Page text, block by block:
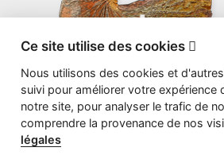
Ce site utilise des cookies 
Nous utilisons des cookies et
suivi pour améliorer votre expérience
notre site, pour analyser le trafic de
comprendre la provenance de nos
légales